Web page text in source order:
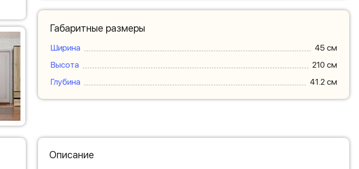
Габаритные размеры
Ширина
45 см
Высота
210 см
Глубина
41.2 см
Описание